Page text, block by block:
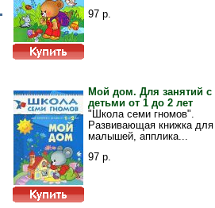
97 р.
Мой дом. Для занятий с
детьми от 1 до 2 лет
"Школа семи гномов".
Развивающая книжка для
малышей, апплика...
97 р.